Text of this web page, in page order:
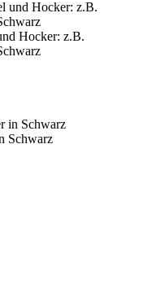
Hocker: z.B.
Schwarz